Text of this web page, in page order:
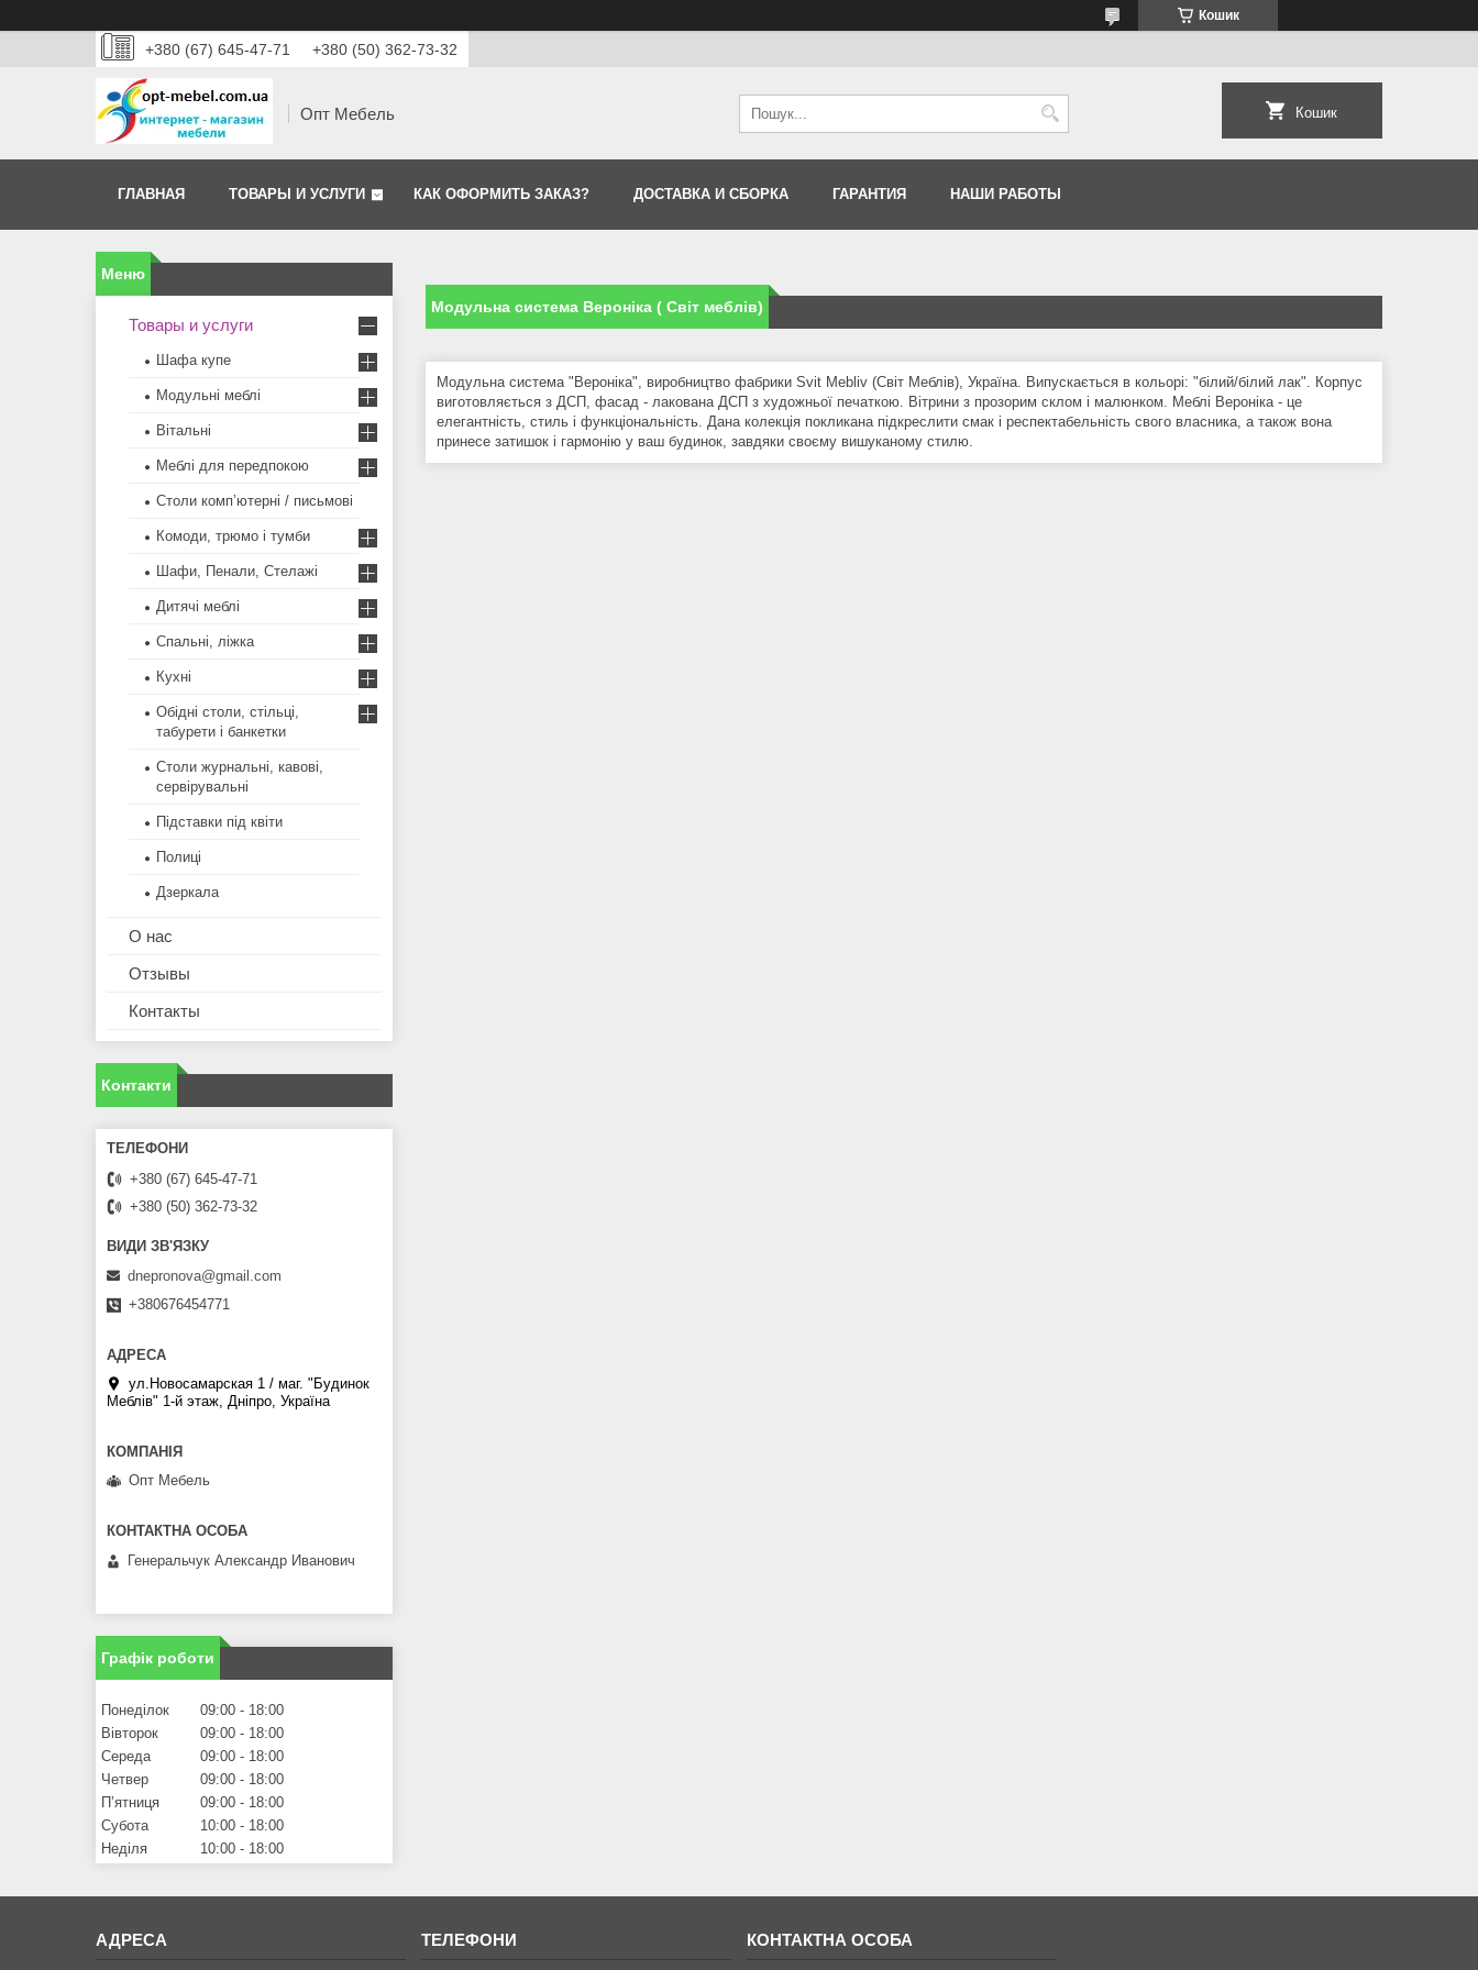
Кошик
+380 (67) 645-47-71 +380 (50) 362-73-32
Опт Мебель Кошик
ГЛАВНАЯ ТОВАРЫ И УСЛУГИ КАК ОФОРМИТЬ ЗАКАЗ? ДОСТАВКА И СБОРКА ГАРАНТИЯ НАШИ РАБОТЫ
Модульна система Вероніка ( Світ меблів)
Модульна система "Вероніка", виробництво фабрики Svit Mebliv (Світ Меблів), Україна. Випускається в кольорі: "білий/білий лак". Корпус
виготовляється з ДСП, фасад - лакована ДСП з художньої печаткою. Вітрини з прозорим склом і малюнком. Меблі Вероніка - це
елегантність, стиль і функціональність. Дана колекція покликана підкреслити смак і респектабельність свого власника, а також вона
принесе затишок і гармонію у ваш будинок, завдяки своєму вишуканому стилю.
Товары и услуги
Шафа купе
Модульні меблі
Вітальні
Меблi для передпокою
Столи комп’ютерні / письмові
Комоди, трюмо і тумби
Шафи, Пенали, Стелажі
Дитячі меблі
Спальні, ліжка
Кухні
Обідні столи, стільці,
табурети і банкетки
Столи журнальні, кавові,
сервірувальні
Підставки під квіти
Полиці
Дзеркала
О нас
Отзывы
Контакты
Контакти
+380 (67) 645-47-71
+380 (50) 362-73-32
dnepronova@gmail.com
+380676454771
ул.Новосамарская 1 / маг. "Будинок
Меблiв" 1-й этаж, Дніпро, Україна
Опт Мебель
Генеральчук Александр Иванович
Графік роботи
Понеділок 09:00
18:00
Вівторок
09:00
18:00
Середа
09:00
18:00
Четвер
09:00
18:00
Пʼятниця
09:00
18:00
Субота
10:00
18:00
Неділя
10:00 18:00